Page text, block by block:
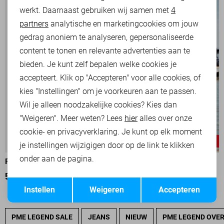
-25%
PME LEGEND POLO
52,50 69,99 52,50 69,99
PME LEGEND SALE JEANS NIEUW PME LEGEND
Analytische cookies
Marketing cookies
Opslaan
werkt. Daarnaast gebruiken wij samen met 4
partners analytische en marketingcookies om jouw
gedrag anoniem te analyseren, gepersonaliseerde
content te tonen en relevante advertenties aan te
bieden. Je kunt zelf bepalen welke cookies je
accepteert. Klik op "Accepteren" voor alle cookies, of
kies "Instellingen" om je voorkeuren aan te passen.
Wil je alleen noodzakelijke cookies? Kies dan
"Weigeren". Meer weten? Lees hieralles over onze
cookie- en privacyverklaring. Je kunt op elk moment
je instellingen wijzigigen door op de link te klikken
onder aan de pagina.
Accepteren
Weigeren
Instellen